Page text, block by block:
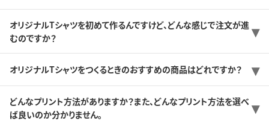
オリジナルTシャツを初めて作るんですけど、どんな感じで注文が進
むのですか？
オリジナルTシャツをつくるときのおすすめの商品はどれですか？
どんなプリント方法がありますか？また、どんなプリント方法を選べ
ば良いのか分かりません。